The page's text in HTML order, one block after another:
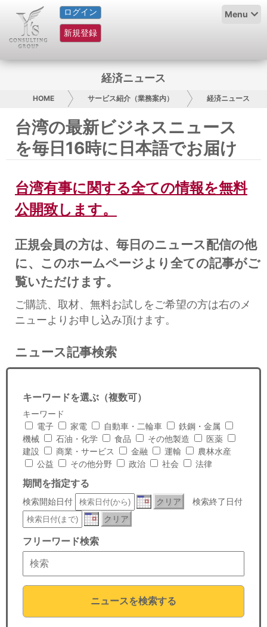
ログイン
新規登録
Menu
HOME
サービス紹介
グループ概要
採用情報
お問い合わせ
日本人にPR
コンサルティング
リサーチ
セミナー
経済ニュース
労務顧問
ＩＴ
経済ニュース
HOME サービス紹介（業務案内） 経済ニュース
台湾の最新ビジネスニュース
を毎日16時に日本語でお届け
台湾有事に関する全ての情報を無料
公開致します。
正規会員の方は、毎日のニュース配信の他
に、このホームページより全ての記事がご
覧いただけます。
ご購読、取材、無料お試しをご希望の方は右のメ
ニューよりお申し込み頂けます。
ニュース記事検索
キーワードを選ぶ（複数可）
キーワード
電子
家電 自動車・二輪車
鉄鋼・金属
機械
石油・化学 食品 その他製造
医薬
建設
商業・サービス 金融 運輸
農林水産
公益
その他分野 政治 社会 法律
期間を指定する
検索開始日付 クリア
検索終了日付
クリア
フリーワード検索
ニュースを検索する